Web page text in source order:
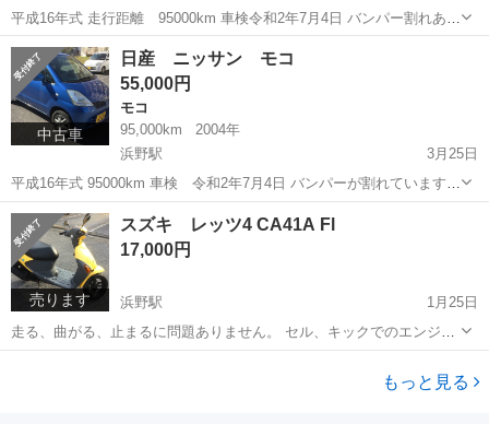
平成16年式 走行距離 95000km 車検令和2年7月4日 バンパー割れあ
り。 キズ結構あります。 リサイクル税、本年度自動車税込みです。
詳細は 現車確認お願いします。
千葉 市原市 浜野駅 モコ
中古車
日産 ニッサン モコ
55,000円
モコ
95,000km
2004年
浜野駅
3月25日
平成16年式 95000km 車検 令和2年7月4日 バンパーが割れています。
キズ結構あります。 詳細は現車確認お願いします。
千葉 市原市 浜野駅
売ります
スズキ レッツ4 CA41A Fl
17,000円
浜野駅
1月25日
走る、曲がる、止まるに問題ありません。 セル、キックでのエンジン
始動も大丈夫です。 OIL交換済みです。 シート切れ、マフラーカバー
もっと見る